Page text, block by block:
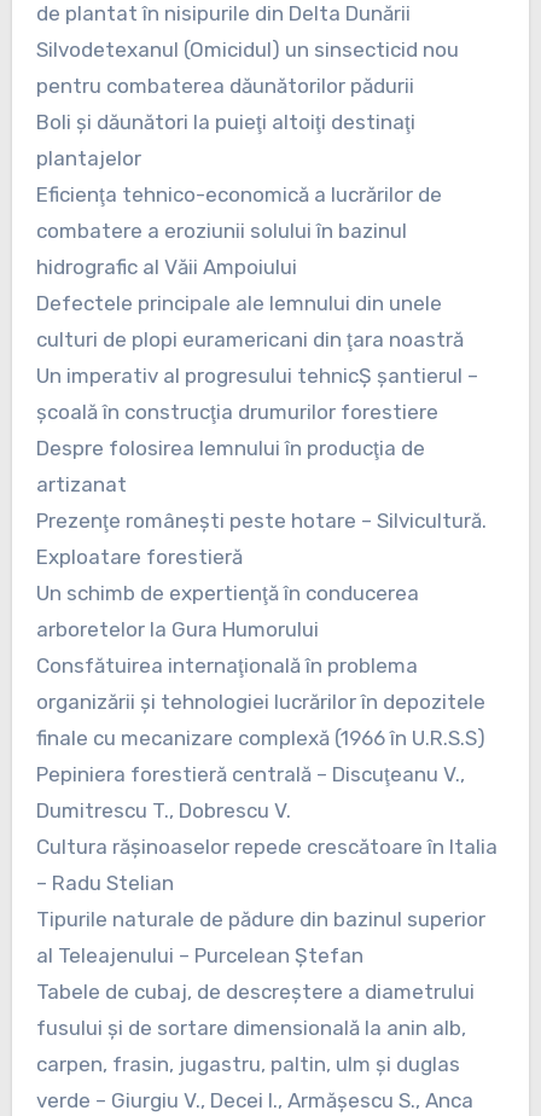
de plantat în nisipurile din Delta Dunării
Silvodetexanul (Omicidul) un sinsecticid nou
pentru combaterea dăunătorilor pădurii
Boli şi dăunători la puieţi altoiţi destinaţi
plantajelor
Eficienţa tehnico-economică a lucrărilor de
combatere a eroziunii solului în bazinul
hidrografic al Văii Ampoiului
Defectele principale ale lemnului din unele
culturi de plopi euramericani din ţara noastră
Un imperativ al progresului tehnicŞ şantierul –
şcoală în construcţia drumurilor forestiere
Despre folosirea lemnului în producţia de
artizanat
Prezenţe româneşti peste hotare – Silvicultură.
Exploatare forestieră
Un schimb de expertienţă în conducerea
arboretelor la Gura Humorului
Consfătuirea internaţională în problema
organizării şi tehnologiei lucrărilor în depozitele
finale cu mecanizare complexă (1966 în U.R.S.S)
Pepiniera forestieră centrală – Discuţeanu V.,
Dumitrescu T., Dobrescu V.
Cultura răşinoaselor repede crescătoare în Italia
– Radu Stelian
Tipurile naturale de pădure din bazinul superior
al Teleajenului – Purcelean Ştefan
Tabele de cubaj, de descreştere a diametrului
fusului şi de sortare dimensională la anin alb,
carpen, frasin, jugastru, paltin, ulm şi duglas
verde – Giurgiu V., Decei I., Armăşescu S., Anca